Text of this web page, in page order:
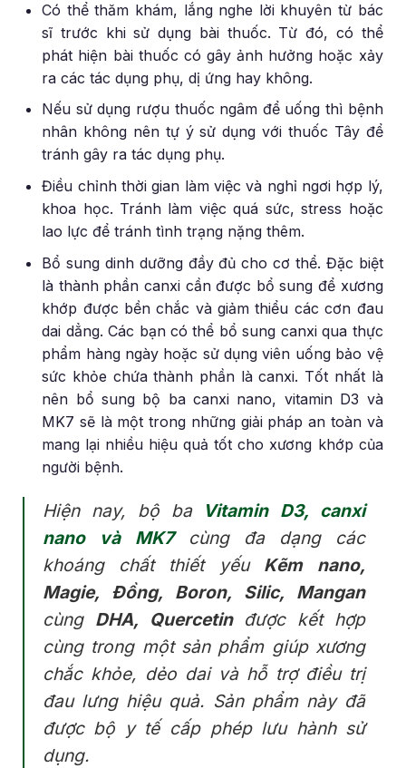
Có thể thăm khám, lắng nghe lời khuyên từ bác
sĩ trước khi sử dụng bài thuốc. Từ đó, có thể
phát hiện bài thuốc có gây ảnh hưởng hoặc xảy
ra các tác dụng phụ, dị ứng hay không.
Nếu sử dụng rượu thuốc ngâm để uống thì bệnh
nhân không nên tự ý sử dụng với thuốc Tây để
tránh gây ra tác dụng phụ.
Điều chỉnh thời gian làm việc và nghỉ ngơi hợp lý,
khoa học. Tránh làm việc quá sức, stress hoặc
lao lực để tránh tình trạng nặng thêm.
Bổ sung dinh dưỡng đầy đủ cho cơ thể. Đặc biệt
là thành phần canxi cần được bổ sung để xương
khớp được bền chắc và giảm thiểu các cơn đau
dai dẳng. Các bạn có thể bổ sung canxi qua thực
phẩm hàng ngày hoặc sử dụng viên uống bảo vệ
sức khỏe chứa thành phần là canxi. Tốt nhất là
nên bổ sung bộ ba canxi nano, vitamin D3 và
MK7 sẽ là một trong những giải pháp an toàn và
mang lại nhiều hiệu quả tốt cho xương khớp của
người bệnh.
Hiện nay, bộ ba
Vitamin D3, canxi
nano và MK7cùng đa dạng các
khoáng chất thiết yếu Kẽm nano,
Magie, Đồng, Boron, Silic, Mangan
cùng DHA, Quercetinđược kết hợp
cùng trong một sản phẩm giúp xương
chắc khỏe, dẻo dai và hỗ trợ điều trị
đau lưng hiệu quả. Sản phẩm này đã
được bộ y tế cấp phép lưu hành sử
dụng.